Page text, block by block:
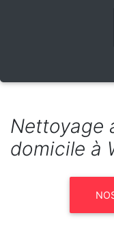
Nettoyage
domicile à